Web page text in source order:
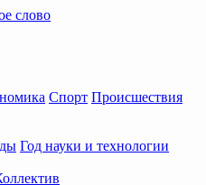
Спорт Происшествия
Год науки и технологии